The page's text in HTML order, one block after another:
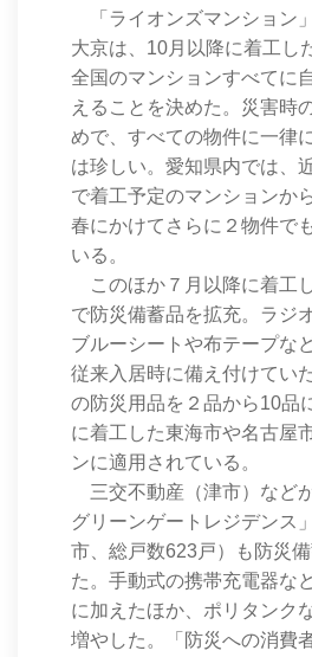
「ライオンズマンション
大京は、10月以降に着工し
全国のマンションすべてに
えることを決めた。災害時
めで、すべての物件に一律
は珍しい。愛知県内では、
で着工予定のマンションか
春にかけてさらに２物件で
いる。
このほか７月以降に着工
で防災備蓄品を拡充。ラジ
ブルーシートや布テープな
従来入居時に備え付けてい
の防災用品を２品から10品
に着工した東海市や名古屋
ンに適用されている。
三交不動産（津市）など
グリーンゲートレジデンス
市、総戸数623戸）も防災
た。手動式の携帯充電器な
に加えたほか、ポリタンク
増やした。「防災への消費